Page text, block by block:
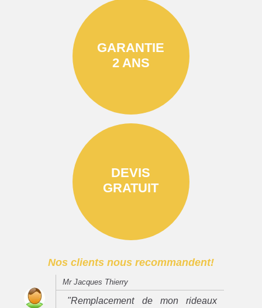
GARANTIE
2 ANS
DEVIS
GRATUIT
Nos clients nous recommandent!
Mr Jacques Thierry
"Remplacement de mon rideaux